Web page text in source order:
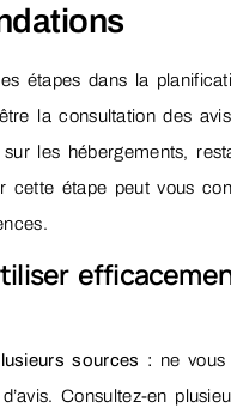
étapes dans la
la consultation des
les hébergements,
cette étape peut vous
sources : ne
Consultez-en